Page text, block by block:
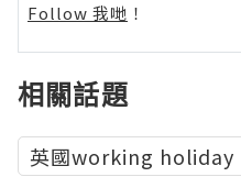
Follow 我哋 ！
相關話題
英國working holiday